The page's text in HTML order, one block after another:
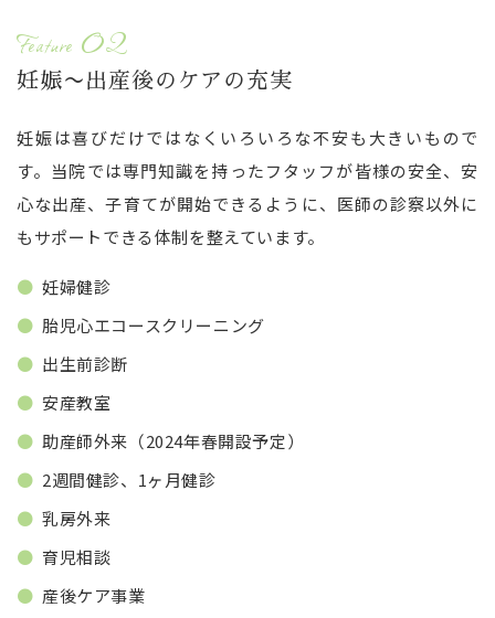
feature 02
妊娠〜出産後のケアの充実
妊娠は喜びだけではなくいろいろな不安も大きいもので
す。当院では専門知識を持ったフタッフが皆様の安全、安
心な出産、子育てが開始できるように、医師の診察以外に
もサポートできる体制を整えています。
妊婦健診
胎児心エコースクリーニング
出生前診断
安産教室
助産師外来（2024年春開設予定）
2週間健診、1ヶ月健診
乳房外来
育児相談
産後ケア事業